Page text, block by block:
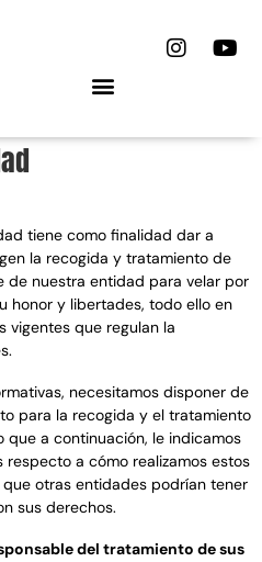
I
n
g
Y
o
b
tiene como finalidad dar a
la recogida y tratamiento de
de nuestra entidad para velar por
honor y libertades, todo ello en
vigentes que regulan la
necesitamos disponer de
para la recogida y el tratamiento
que a continuación, le indicamos
a cómo realizamos estos
otras entidades podrían tener
sus derechos.
del tratamiento de sus